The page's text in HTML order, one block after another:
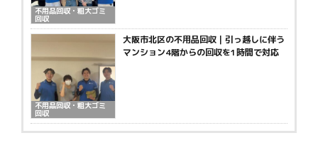
不用品回収・粗大ゴミ
回収
不用品回収・粗大ゴミ
回収
大阪市北区の不用品回収｜引っ越しに伴う
マンション4階からの回収を1時間で対応